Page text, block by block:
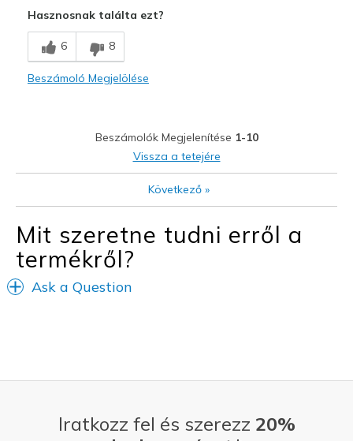
Breathe Well
Comfortable
Casual Wear
Sizing
Feels true to size
Hasznosnak találta ezt?
6 8
Beszámoló Megjelölése
Beszámolók Megjelenítése 1-10
Vissza a tetejére
Következő»
Mit szeretne tudni erről a
termékről?
Ask a Question
Iratkozz fel és szerezz 20%